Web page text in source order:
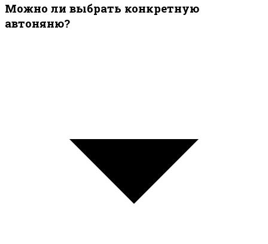
Можно ли выбрать конкретную
автоняню?